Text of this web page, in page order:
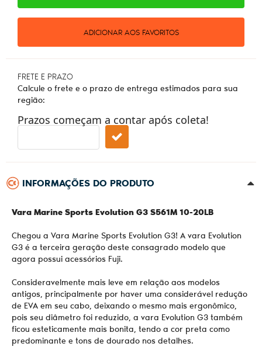
ADICIONAR AOS FAVORITOS
FRETE E PRAZO
Calcule o frete e o prazo de entrega estimados para sua
região:
Prazos começam a contar após coleta!
INFORMAÇÕES DO PRODUTO
Vara Marine Sports Evolution G3 S561M 10-20LB
Chegou a Vara Marine Sports Evolution G3! A vara Evolution
G3 é a terceira geração deste consagrado modelo que
agora possui acessórios Fuji.
Consideravelmente mais leve em relação aos modelos
antigos, principalmente por haver uma considerável redução
de EVA em seu cabo, deixando o mesmo mais ergonômico,
pois seu diâmetro foi reduzido, a vara Evolution G3 também
ficou esteticamente mais bonita, tendo a cor preta como
predominante e tons de dourado nos detalhes.